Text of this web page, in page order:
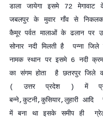
डाला जायेगा इसमे 72
जबलपुर के मुवार गाँव से
कैमूर पर्वत मालाओं के ढलान पर
सोनार नदी मिलती है पन्ना
नामक स्थान पर इसमे 6 नदी
का संगम होता है छतरपुर जिले
( उत्तर प्रदेश ) में
बन्ने,कुटनी,कुसियार,लुहारी
में बना था इसके समीप ही